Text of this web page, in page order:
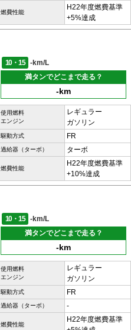
燃費性能
H22年度燃費基準
+5%達成
10・15
-km/L
満タンでどこまで走る？
-km
使用燃料
エンジン
レギュラー
ガソリン
駆動方式 FR
過給器（ターボ） ターボ
燃費性能
H22年度燃費基準
+10%達成
10・15
-km/L
満タンでどこまで走る？
-km
使用燃料
エンジン
レギュラー
ガソリン
駆動方式 FR
過給器（ターボ） -
燃費性能
H22年度燃費基準